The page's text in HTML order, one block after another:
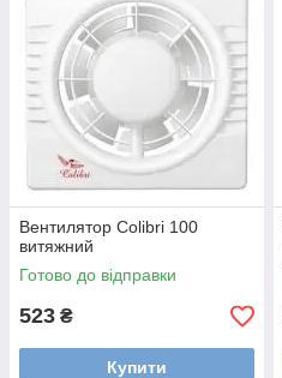
Вентилятор Colibri 100
витяжний
Готово до відправки
523 ₴
Купити